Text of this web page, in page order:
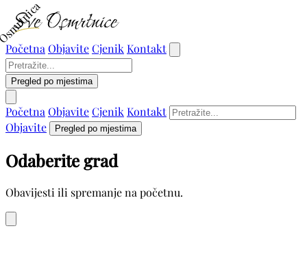
Početna ObjaviteCjenik Kontakt
Pregled po mjestima
Početna ObjaviteCjenik Kontakt
Objavite
Pregled po mjestima
Odaberite grad
Obavijesti ili spremanje na početnu.